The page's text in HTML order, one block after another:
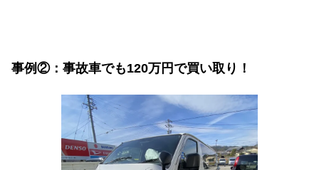
事例②：事故車でも120万円で買い取り！